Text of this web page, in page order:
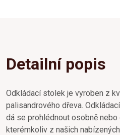
Detailní popis
Odkládací stolek je vyroben z
palisandrového dřeva.
dá se prohlédnout osobně
kterémkoliv z našich